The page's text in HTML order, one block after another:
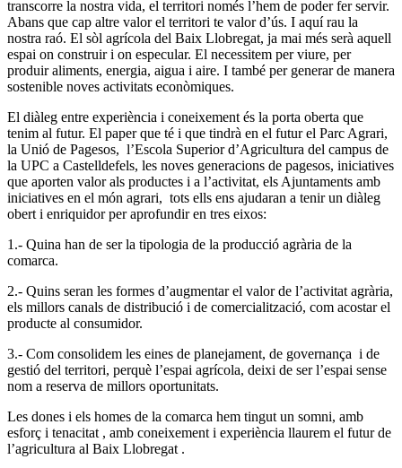
transcorre la nostra vida, el territori només l’hem de poder fer servir.
Abans que cap altre valor el territori te valor d’ús. I aquí rau la
nostra raó. El sòl agrícola del Baix Llobregat, ja mai més serà aquell
espai on construir i on especular. El necessitem per viure, per
produir aliments, energia, aigua i aire. I també per generar de manera
sostenible noves activitats econòmiques.
El diàleg entre experiència i coneixement és la porta oberta que
tenim al futur. El paper que té i que tindrà en el futur el Parc Agrari,
la Unió de Pagesos, l’Escola Superior d’Agricultura del campus de
la UPC a Castelldefels, les noves generacions de pagesos, iniciatives
que aporten valor als productes i a l’activitat, els Ajuntaments amb
iniciatives en el món agrari, tots ells ens ajudaran a tenir un diàleg
obert i enriquidor per aprofundir en tres eixos:
1.- Quina han de ser la tipologia de la producció agrària de la
comarca.
2.- Quins seran les formes d’augmentar el valor de l’activitat agrària,
els millors canals de distribució i de comercialització, com acostar el
producte al consumidor.
3.- Com consolidem les eines de planejament, de governança i de
gestió del territori, perquè l’espai agrícola, deixi de ser l’espai sense
nom a reserva de millors oportunitats.
Les dones i els homes de la comarca hem tingut un somni, amb
esforç i tenacitat , amb coneixement i experiència llaurem el futur de
l’agricultura al Baix Llobregat .